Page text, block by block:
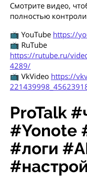
Смотрите видео,
полностью
📺 YouTube https://
📺 RuTube
https://rutube.ru/
4289/
📺 VkVideo https://
ProTalk
#Yonote
#логи